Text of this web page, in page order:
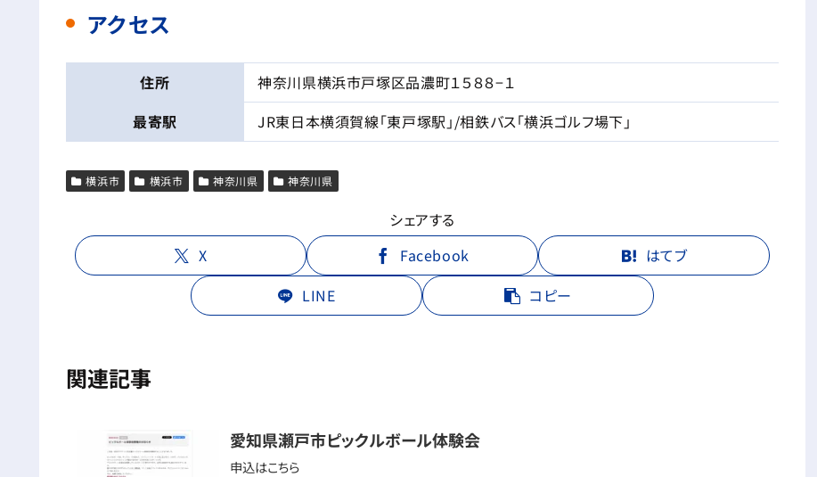
アクセス
住所
神奈川県横浜市戸塚区品濃町１５８８−１
最寄駅
JR東日本横須賀線「東戸塚駅」/相鉄バス「横浜ゴルフ場下」
横浜市 横浜市 神奈川県 神奈川県
シェアする
X
Facebook
はてブ
LINE
コピー
関連記事
愛知県瀬戸市ピックルボール体験会
申込はこちら